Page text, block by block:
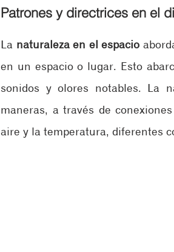
Patrones y directrices en el
La naturaleza en el espacio
en un espacio o lugar. Esto
sonidos y olores notables. La
maneras, a través de
aire y la temperatura, diferentes